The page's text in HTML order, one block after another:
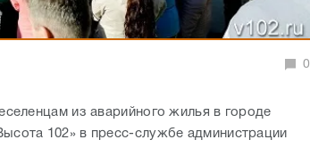
0
из аварийного жилья в городе
102» в пресс-службе администрации